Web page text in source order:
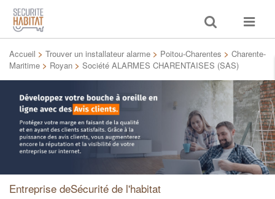
Toggle
search
Toggle
Accueil > Trouver un installateur alarme > Poitou-Charentes > Charente-
Maritime > Royan > Société ALARMES CHARENTAISES (SAS)
Entreprise deSécurité de l'habitat